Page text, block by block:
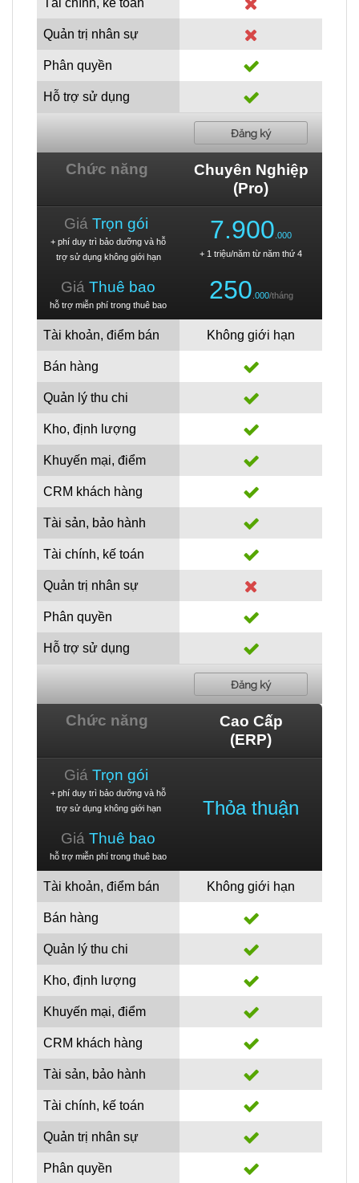
Tài chính, kế toán
Quản trị nhân sự
Phân quyền
Hỗ trợ sử dụng
Đăng ký
Chức năng
Giá Trọn gói
+ phí duy trì bảo dưỡng và hỗ
trợ sử dụng không giới hạn
Giá Thuê bao
hỗ trợ miễn phí trong thuê bao
Tài khoản, điểm bán
Bán hàng
Quản lý thu chi
Kho, định lượng
Khuyến mại, điểm
CRM khách hàng
Tài sản, bảo hành
Tài chính, kế toán
Quản trị nhân sự
Phân quyền
Hỗ trợ sử dụng
Chuyên Nghiệp
(Pro)
7.900 .000
+ 1 triệu/năm từ năm thứ 4
250 .000/tháng
Không giới hạn
Đăng ký
Chức năng
Giá Trọn gói
+ phí duy trì bảo dưỡng và hỗ
trợ sử dụng không giới hạn
Giá Thuê bao
hỗ trợ miễn phí trong thuê bao
Tài khoản, điểm bán
Bán hàng
Quản lý thu chi
Kho, định lượng
Khuyến mại, điểm
CRM khách hàng
Tài sản, bảo hành
Tài chính, kế toán
Quản trị nhân sự
Phân quyền
Cao Cấp
(ERP)
Thỏa thuận
Không giới hạn